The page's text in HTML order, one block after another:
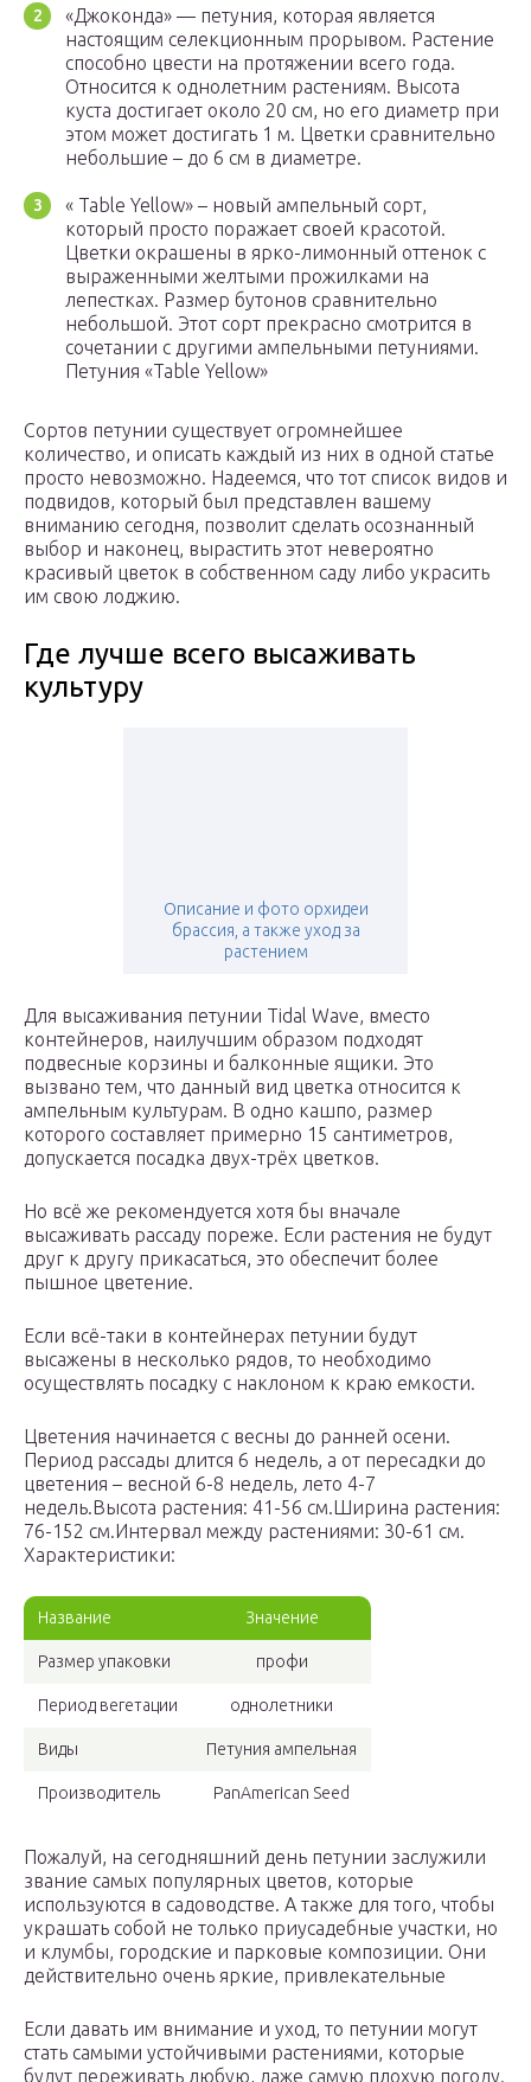
«Джоконда» — петуния, которая является
настоящим селекционным прорывом. Растение
способно цвести на протяжении всего года.
Относится к однолетним растениям. Высота
куста достигает около 20 см, но его диаметр при
этом может достигать 1 м. Цветки сравнительно
небольшие – до 6 см в диаметре.
« Table Yellow» – новый ампельный сорт,
который просто поражает своей красотой.
Цветки окрашены в ярко-лимонный оттенок с
выраженными желтыми прожилками на
лепестках. Размер бутонов сравнительно
небольшой. Этот сорт прекрасно смотрится в
сочетании с другими ампельными петуниями.
Петуния «Table Yellow»
Сортов петунии существует огромнейшее
количество, и описать каждый из них в одной статье
просто невозможно. Надеемся, что тот список видов и
подвидов, который был представлен вашему
вниманию сегодня, позволит сделать осознанный
выбор и наконец, вырастить этот невероятно
красивый цветок в собственном саду либо украсить
им свою лоджию.
Где лучше всего высаживать
культуру
Описание и фото орхидеи
брассия, а также уход за
растением
Для высаживания петунии Tidal Wave, вместо
контейнеров, наилучшим образом подходят
подвесные корзины и балконные ящики. Это
вызвано тем, что данный вид цветка относится к
ампельным культурам. В одно кашпо, размер
которого составляет примерно 15 сантиметров,
допускается посадка двух-трёх цветков.
Но всё же рекомендуется хотя бы вначале
высаживать рассаду пореже. Если растения не будут
друг к другу прикасаться, это обеспечит более
пышное цветение.
Если всё-таки в контейнерах петунии будут
высажены в несколько рядов, то необходимо
осуществлять посадку с наклоном к краю емкости.
Цветения начинается с весны до ранней осени.
Период рассады длится 6 недель, а от пересадки до
цветения – весной 6-8 недель, лето 4-7
недель.Высота растения: 41-56 см.Ширина растения:
76-152 см.Интервал между растениями: 30-61 см.
Характеристики:
Название Значение
Размер упаковки профи
Период вегетации однолетники
Виды Петуния ампельная
Производитель PanAmerican Seed
Пожалуй, на сегодняшний день петунии заслужили
звание самых популярных цветов, которые
используются в садоводстве. А также для того, чтобы
украшать собой не только приусадебные участки, но
и клумбы, городские и парковые композиции. Они
действительно очень яркие, привлекательные
Если давать им внимание и уход, то петунии могут
стать самыми устойчивыми растениями, которые
будут переживать любую, даже самую плохую погоду.